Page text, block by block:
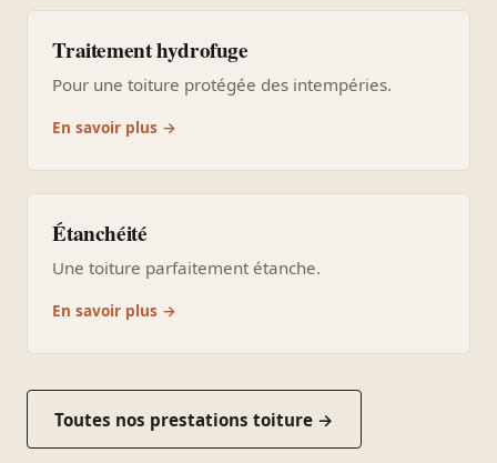
Traitement hydrofuge
Pour une toiture protégée des intempéries.
En savoir plus →
Étanchéité
Une toiture parfaitement étanche.
En savoir plus →
Toutes nos prestations toiture →